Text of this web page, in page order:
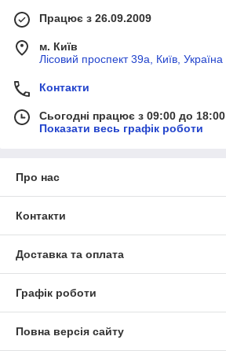
Працює з 26.09.2009
м. Київ
Лісовий проспект 39а, Київ, Україна
Контакти
Сьогодні працює з 09:00 до 18:00
Показати весь графік роботи
Про нас
Контакти
Доставка та оплата
Графік роботи
Повна версія сайту